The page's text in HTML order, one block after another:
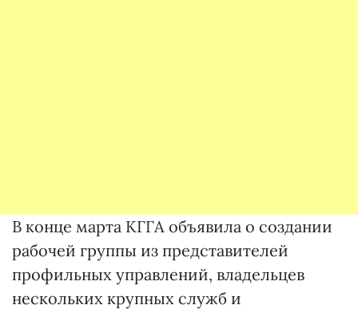
В конце марта КГГА объявила о создании
рабочей группы из представителей
профильных управлений, владельцев
нескольких крупных служб и